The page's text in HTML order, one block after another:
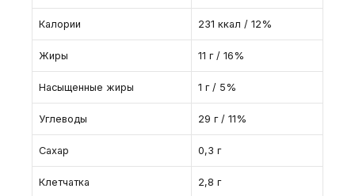
Калории 231 ккал / 12%
Жиры 11 г / 16%
Насыщенные жиры 1 г / 5%
Углеводы 29 г / 11%
Сахар 0,3 г
Клетчатка 2,8 г